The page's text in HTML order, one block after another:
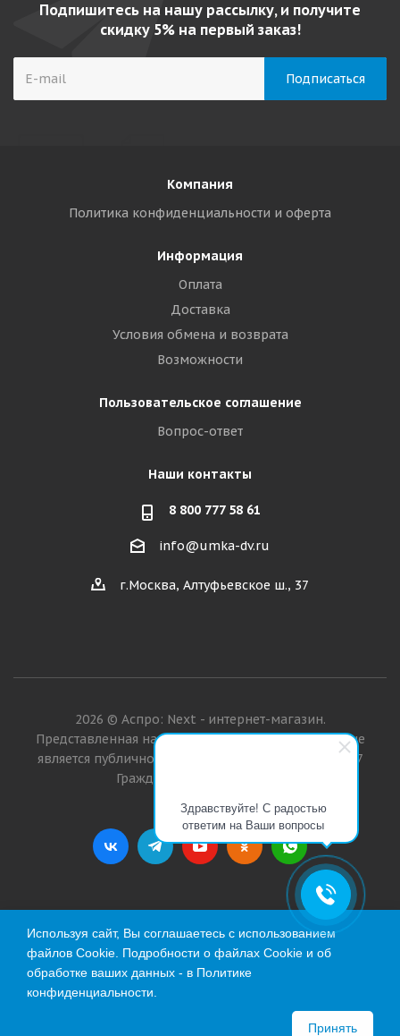
Здравствуйте! С радостью
ответим на Ваши вопросы
Подпишитесь на нашу рассылку, и получите
скидку 5% на первый заказ!
Компания
Политика конфиденциальности и оферта
Информация
Оплата
Доставка
Условия обмена и возврата
Возможности
Пользовательское соглашение
Вопрос-ответ
Наши контакты
8 800 777 58 61
info@umka-dv.ru
г.Москва, Алтуфьевское ш., 37
2026 © Аспро: Next - интернет-магазин.
Представленная на сайте информация о товарах не
является публичной офертой в значении п. 2 ст. 437
Гражданского кодекса РФ.
Используя сайт, Вы соглашаетесь с использованием
файлов Cookie. Подробности о файлах Cookie и об
обработке ваших данных - в Политике
конфиденциальности.
Принять